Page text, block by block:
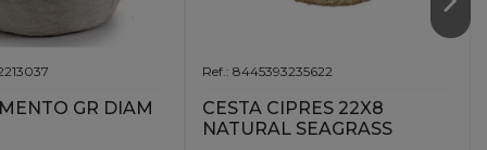
GR DIAM
Ref.: 8445393235622
CESTA CIPRES 22X8
NATURAL SEAGRASS